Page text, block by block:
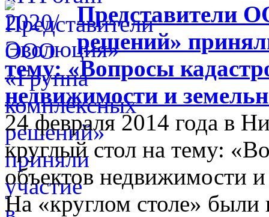
Представители
решений»
тему: «Вопросы
недвижимости и
24 февраля 2014 года в
круглый стол на тему:
объектов недвижимости
На «круглом столе»